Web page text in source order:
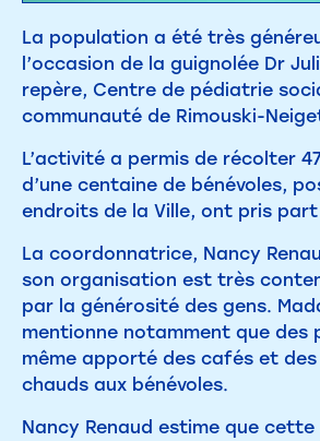
La population a été très
l’occasion de la guignolée Dr
repère, Centre de pédiatrie
communauté de Rimouski-
L’activité a permis de récolter
d’une centaine de bénévoles,
endroits de la Ville, ont pris part
La coordonnatrice, Nancy
son organisation est très
par la générosité des gens.
mentionne notamment que des
même apporté des cafés et
chauds aux bénévoles.
Nancy Renaud estime que